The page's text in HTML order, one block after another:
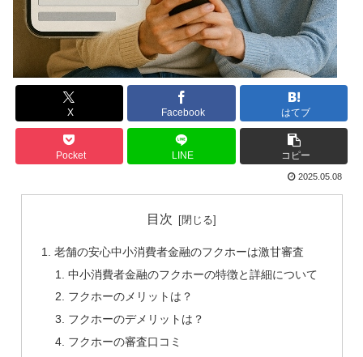
X Facebook はてブ
Pocket LINE コピー
2025.05.08
目次
老舗の安心中小消費者金融のフクホーは激甘審査
中小消費者金融のフクホーの特徴と詳細について
フクホーのメリットは？
フクホーのデメリットは？
フクホーの審査口コミ